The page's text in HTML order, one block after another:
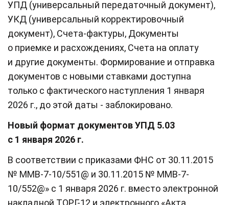
УПД (универсальный передаточный документ),
УКД (универсальный корректировочный
документ), Счета-фактуры, Документы
о приемке и расхождениях, Счета на оплату
и другие документы. Формирование и отправка
документов с новыми ставками доступна
только с фактического наступления 1 января
2026 г., до этой даты - заблокировано.
Новый формат документов УПД 5.03
с 1 января 2026 г.
В соответствии с приказами ФНС от 30.11.2015
№ ММВ-7-10/551@ и 30.11.2015 № ММВ-7-
10/552@» с 1 января 2026 г. вместо электронной
накладной ТОРГ-12 и электронного «Акта